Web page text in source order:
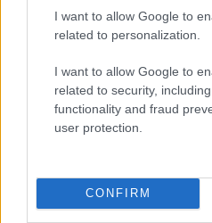
I want to allow Google to
related to personalization.
I want to allow Google to
related to security,
functionality and fraud
user protection.
CONFIRM